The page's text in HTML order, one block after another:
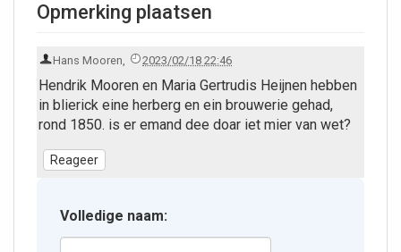
Opmerking plaatsen
Hans Mooren 2023/02/18 22:46
Hendrik Mooren en Maria Gertrudis Heijnen hebben
in blierick eine herberg en ein brouwerie gehad,
rond 1850. is er emand dee doar iet mier van wet?
Volledige naam: